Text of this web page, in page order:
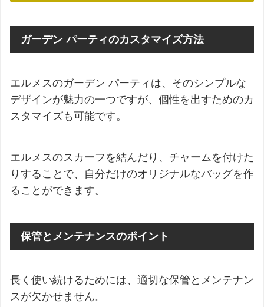
ガーデン パーティのカスタマイズ方法
エルメスのガーデン パーティは、そのシンプルな
デザインが魅力の一つですが、個性を出すためのカ
スタマイズも可能です。
エルメスのスカーフを結んだり、チャームを付けた
りすることで、自分だけのオリジナルなバッグを作
ることができます。
保管とメンテナンスのポイント
長く使い続けるためには、適切な保管とメンテナン
スが欠かせません。